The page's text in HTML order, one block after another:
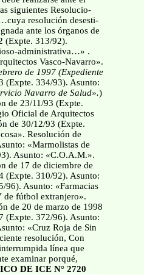
siguientes Resolucio-
resolución desesti-
ante los órganos de
(Expte. 313/92).
administrativa…» .
Vasco-Navarro».
de 1997 (Expediente
(Expte. 334/93). Asunto:
Navarro de Salud».)
de 23/11/93 (Expte.
Oficial de Arquitectos
de 30/12/93 (Expte.
Resolución de
«Marmolistas de
Asunto: «C.O.A.M.».
de 17 de diciembre de
(Expte. 310/92). Asunto:
96). Asunto: «Farmacias
de fútbol extranjero».
de 20 de marzo de 1998
(Expte. 372/96). Asunto:
«Cruz Roja de Sin
resolución, Con
línea que
examinar porqué,
DE ICE N° 2720